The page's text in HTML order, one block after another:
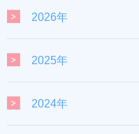
2026年
2025年
2024年